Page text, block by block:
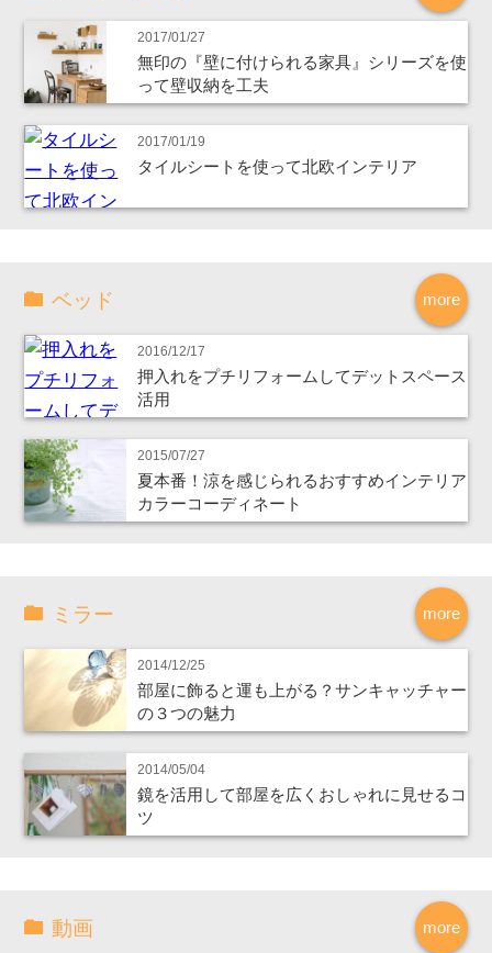
2017/01/27
無印の『壁に付けられる家具』シリーズを使
って壁収納を工夫
2017/01/19
タイルシートを使って北欧インテリア
more
ベッド
2016/12/17
押入れをプチリフォームしてデットスペース
活用
2015/07/27
夏本番！涼を感じられるおすすめインテリア
カラーコーディネート
more
ミラー
2014/12/25
部屋に飾ると運も上がる？サンキャッチャー
の３つの魅力
2014/05/04
鏡を活用して部屋を広くおしゃれに見せるコ
ツ
more
動画